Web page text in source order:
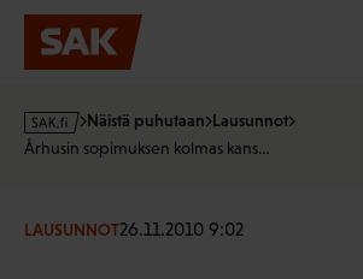
Hyppää
sisältöön
s
a
f
Näistä puhutaan Lausunnot
Århusin sopimuksen kolmas kans…
LAUSUNNOT26.11.2010 9:02